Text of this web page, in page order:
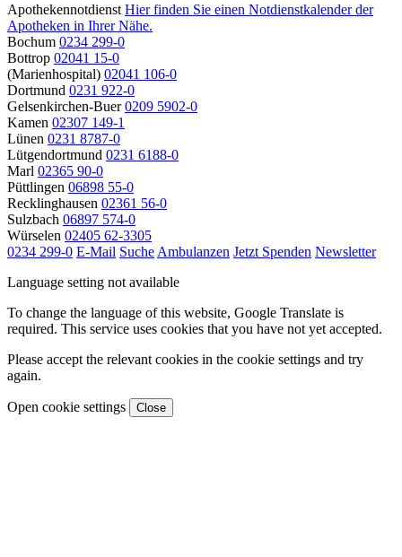
Apothekennotdienst Hier finden Sie einen Notdienstkalender der
Apotheken in Ihrer Nähe.
Bochum 0234 299-0
Bottrop 02041 15-0
(Marienhospital) 02041 106-0
Dortmund 0231 922-0
Gelsenkirchen-Buer 0209 5902-0
Kamen 02307 149-1
Lünen 0231 8787-0
Lütgendortmund 0231 6188-0
Marl 02365 90-0
Püttlingen 06898 55-0
Recklinghausen 02361 56-0
Sulzbach 06897 574-0
Würselen 02405 62-3305
0234 299-0 E-Mail Suche Ambulanzen Jetzt Spenden Newsletter
Language setting not available
To change the language of this website, Google Translate is
required. This service uses cookies that you have not yet accepted.
Please accept the relevant cookies in the cookie settings and try
again.
Open cookie settings Close